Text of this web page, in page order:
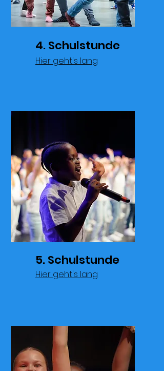
4. Schulstunde
Hier geht's lang
5. Schulstunde
Hier geht's lang